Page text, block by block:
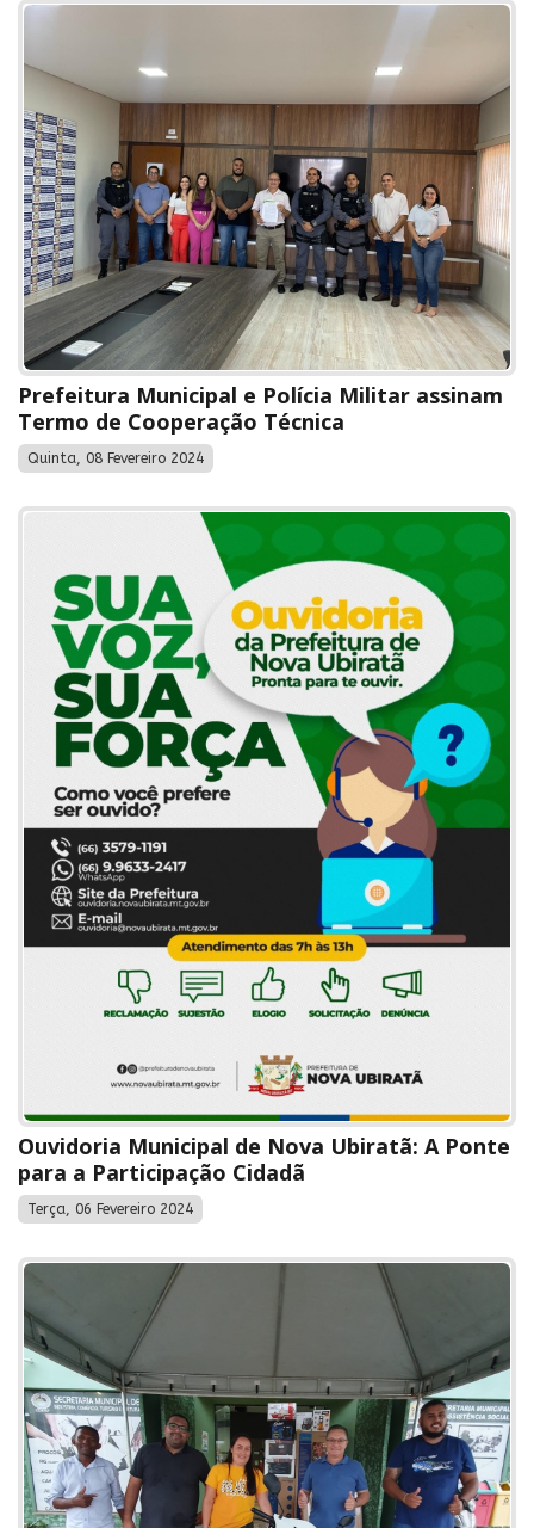
Prefeitura Municipal e Polícia Militar assinam
Termo de Cooperação Técnica
Quinta, 08 Fevereiro 2024
Ouvidoria Municipal de Nova Ubiratã: A Ponte
para a Participação Cidadã
Terça, 06 Fevereiro 2024